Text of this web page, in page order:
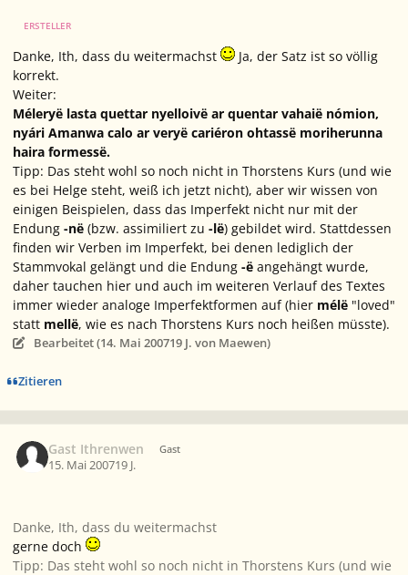
ERSTELLER
Danke, Ith, dass du weitermachst
Ja, der Satz ist so völlig
korrekt.
Weiter:
Méleryë lasta quettar nyelloivë ar quentar vahaië nómion,
nyári Amanwa calo ar veryë cariéron ohtassë moriherunna
haira formessë.
Tipp: Das steht wohl so noch nicht in Thorstens Kurs (und wie
es bei Helge steht, weiß ich jetzt nicht), aber wir wissen von
einigen Beispielen, dass das Imperfekt nicht nur mit der
Endung -në (bzw. assimiliert zu -lë) gebildet wird. Stattdessen
finden wir Verben im Imperfekt, bei denen lediglich der
Stammvokal gelängt und die Endung -ë angehängt wurde,
daher tauchen hier und auch im weiteren Verlauf des Textes
immer wieder analoge Imperfektformen auf (hier mélë "loved"
statt mellë, wie es nach Thorstens Kurs noch heißen müsste).
Bearbeitet (14. Mai 200719 J. von Maewen)
Zitieren
Gast Ithrenwen Gast
15. Mai 200719 J.
Danke, Ith, dass du weitermachst
gerne doch
Tipp: Das steht wohl so noch nicht in Thorstens Kurs (und wie